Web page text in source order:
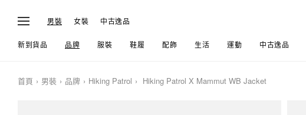
男裝 女裝 中古逸品
新到貨品 品牌 服裝 鞋履 配飾 生活 運動 中古逸品
首頁 男裝 品牌 Hiking Patrol Hiking Patrol X Mammut WB Jacket